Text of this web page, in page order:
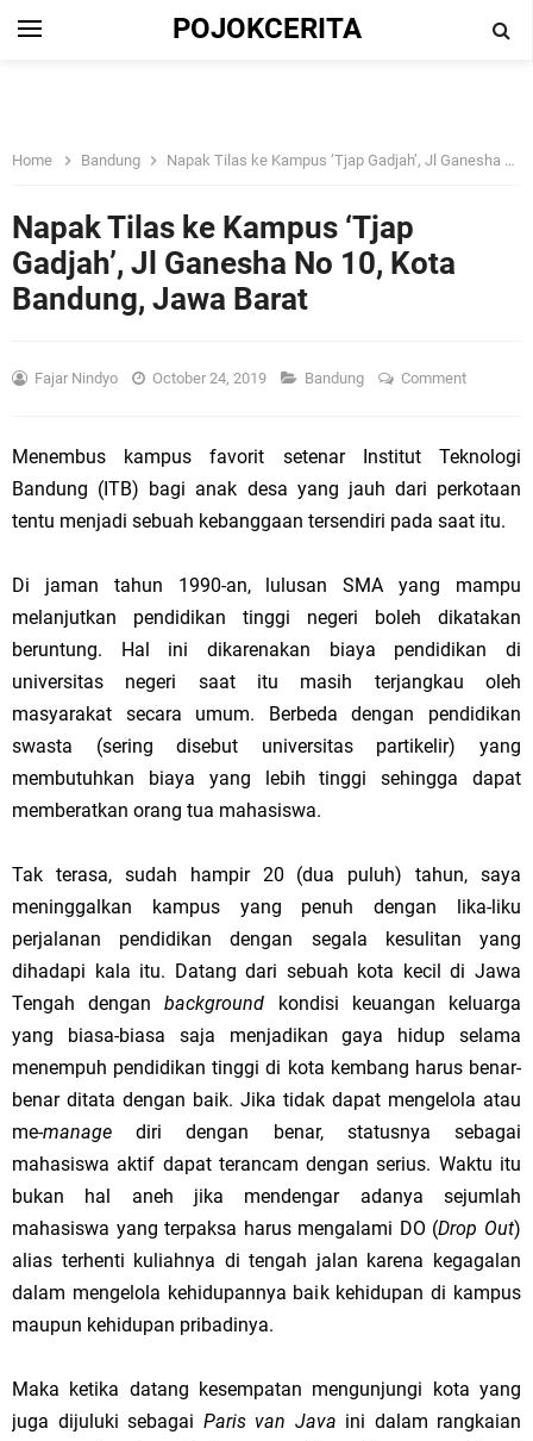
POJOKCERITA
Home Bandung Napak Tilas ke Kampus ‘Tjap Gadjah’, Jl Ganesha No 10, Kota Bandung, Jawa Barat
Napak Tilas ke Kampus ‘Tjap
Gadjah’, Jl Ganesha No 10, Kota
Bandung, Jawa Barat
Fajar Nindyo October 24, 2019 Bandung Comment
Menembus kampus favorit setenar Institut Teknologi
Bandung (ITB) bagi anak desa yang jauh dari perkotaan
tentu menjadi sebuah kebanggaan tersendiri pada saat itu.
Di jaman tahun 1990-an, lulusan SMA yang mampu
melanjutkan pendidikan tinggi negeri boleh dikatakan
beruntung. Hal ini dikarenakan biaya pendidikan di
universitas negeri saat itu masih terjangkau oleh
masyarakat secara umum. Berbeda dengan pendidikan
swasta (sering disebut universitas partikelir) yang
membutuhkan biaya yang lebih tinggi sehingga dapat
memberatkan orang tua mahasiswa.
Tak terasa, sudah hampir 20 (dua puluh) tahun, saya
meninggalkan kampus yang penuh dengan lika-liku
perjalanan pendidikan dengan segala kesulitan yang
dihadapi kala itu. Datang dari sebuah kota kecil di Jawa
Tengah denganbackground kondisi keuangan keluarga
yang biasa-biasa saja menjadikan gaya hidup selama
menempuh pendidikan tinggi di kota kembang harus benar-
benar ditata dengan baik. Jika tidak dapat mengelola atau
me-manage diri dengan benar, statusnya sebagai
mahasiswa aktif dapat terancam dengan serius. Waktu itu
bukan hal aneh jika mendengar adanya sejumlah
mahasiswa yang terpaksa harus mengalami DO (Drop Out)
alias terhenti kuliahnya di tengah jalan karena kegagalan
dalam mengelola kehidupannya baik kehidupan di kampus
maupun kehidupan pribadinya.
Maka ketika datang kesempatan mengunjungi kota yang
juga dijuluki sebagai Paris van Java ini dalam rangkaian